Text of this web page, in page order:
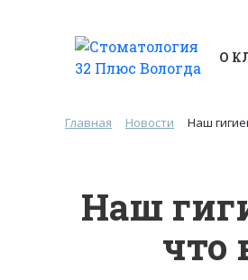
О
Главная Новости Наш
Наш
что